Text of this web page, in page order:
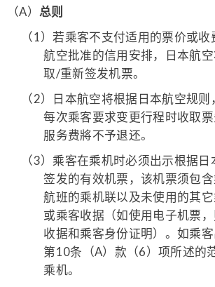
（A） 总则
（1）若乘客不支付适用的票价或收
航空批准的信用安排，日本航
取/重新签发机票。
（2）
日本航空将根据日本航空规
每次乘客要求变更行程时收取
服务费將不予退还。
（3） 乘客在乘机时必须出示根据
签发的有效机票，该机票须包
航班的乘机联以及未使用的其
或乘客收据（如使用电子机票
收据和乘客身份证明）。如乘
第10条（A）款（6）项所述的
乘机。